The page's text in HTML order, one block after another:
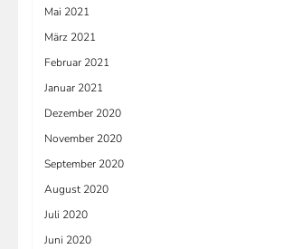
Mai 2021
März 2021
Februar 2021
Januar 2021
Dezember 2020
November 2020
September 2020
August 2020
Juli 2020
Juni 2020